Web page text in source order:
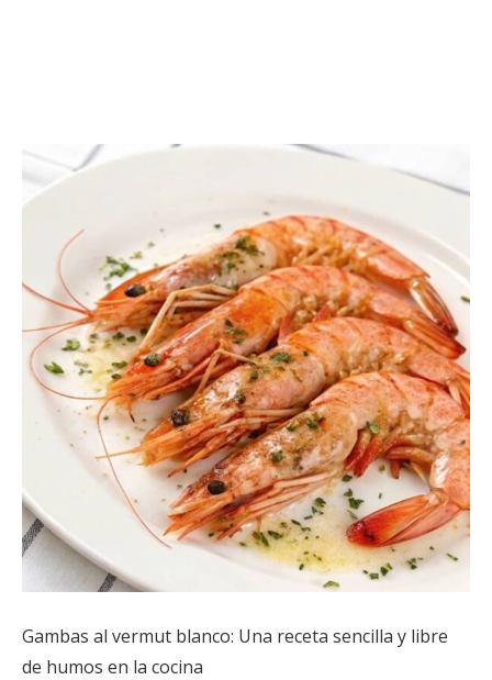
Gambas al vermut blanco: Una receta sencilla y libre
de humos en la cocina